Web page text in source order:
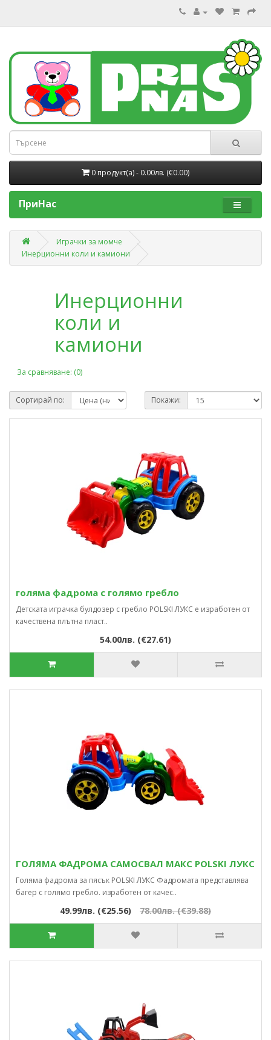
0 продукт(a) - 0.00лв. (€0.00)
ПриНас
Играчки за момче
Инерционни коли и камиони
Инерционни
коли и
камиони
За сравняване: (0)
Сортирай по: Покажи:
голяма фадрома с голямо гребло
Детската играчка булдозер с гребло POLSKI ЛУКС е изработен от
качествена плътна пласт..
54.00лв. (€27.61)
ГОЛЯМА ФАДРОМА САМОСВАЛ МАКС POLSKI ЛУКС
Голяма фадрома за пясък POLSKI ЛУКС Фадромата представлява
багер с голямо гребло. изработен от качес..
49.99лв. (€25.56) 78.00лв. (€39.88)